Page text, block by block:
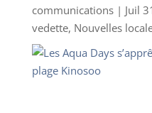
communications| Juil
vedette, Nouvelles